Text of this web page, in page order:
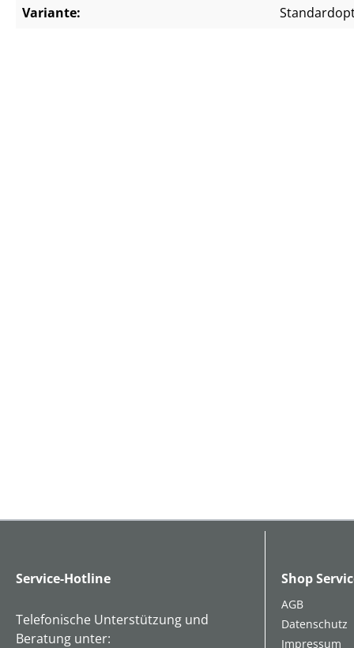
Variante:
Service-Hotline
Telefonische Unterstützung und
Beratung unter:
Shop
AGB
Datenschutz
Impressum